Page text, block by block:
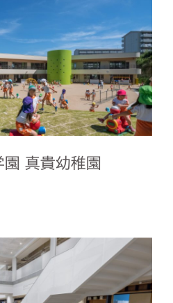
真貴幼稚園